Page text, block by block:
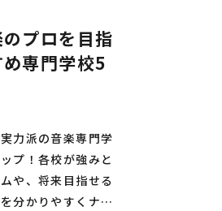
プロを目指
専門学校5
力派の音楽専門学
プ！各校が強みと
や、将来目指せる
分かりやすくナビ